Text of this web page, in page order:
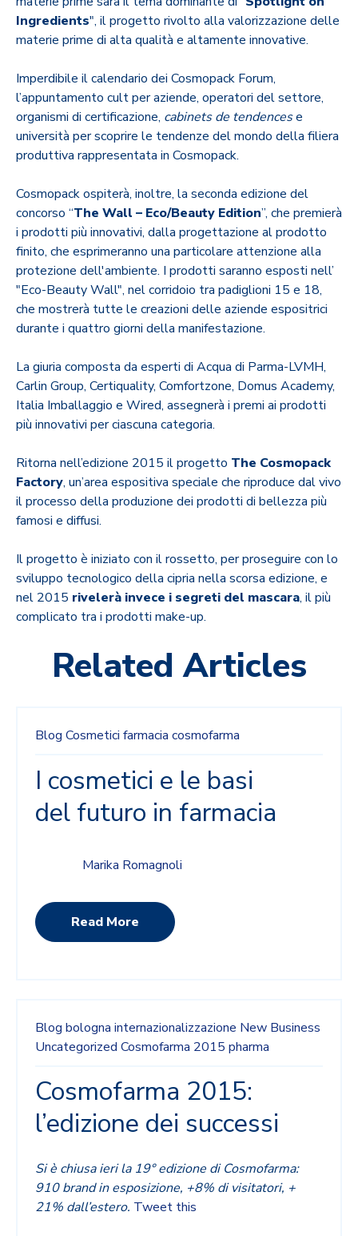
Ingredients", il progetto rivolto alla valorizzazione delle
materie prime di alta qualità e altamente innovative.
Imperdibile il calendario dei Cosmopack Forum,
l’appuntamento cult per aziende, operatori del settore,
organismi di certificazione, cabinets de tendencese
università per scoprire le tendenze del mondo della filiera
produttiva rappresentata in Cosmopack.
Cosmopack ospiterà, inoltre, la seconda edizione del
concorso “The Wall – Eco/Beauty Edition”, che premierà
i prodotti più innovativi, dalla progettazione al prodotto
finito, che esprimeranno una particolare attenzione alla
protezione dell'ambiente. I prodotti saranno esposti nell’
"Eco-Beauty Wall", nel corridoio tra padiglioni 15 e 18,
che mostrerà tutte le creazioni delle aziende espositrici
durante i quattro giorni della manifestazione.
La giuria composta da esperti di Acqua di Parma-LVMH,
Carlin Group, Certiquality, Comfortzone, Domus Academy,
Italia Imballaggio e Wired, assegnerà i premi ai prodotti
più innovativi per ciascuna categoria.
Ritorna nell’edizione 2015 il progetto The Cosmopack
Factory, un’area espositiva speciale che riproduce dal vivo
il processo della produzione dei prodotti di bellezza più
famosi e diffusi.
Il progetto è iniziato con il rossetto, per proseguire con lo
sviluppo tecnologico della cipria nella scorsa edizione, e
nel 2015 rivelerà invece i segreti del mascara, il più
complicato tra i prodotti make-up.
Related Articles
Blog Cosmetici farmacia cosmofarma
I cosmetici e le basi
del futuro in farmacia
Marika Romagnoli
Read More
Blog bologna internazionalizzazione New Business
Uncategorized Cosmofarma 2015 pharma
Cosmofarma 2015:
l’edizione dei successi
Si è chiusa ieri la 19° edizione di Cosmofarma:
910 brand in esposizione, +8% di visitatori, +
21% dall’estero. Tweet this